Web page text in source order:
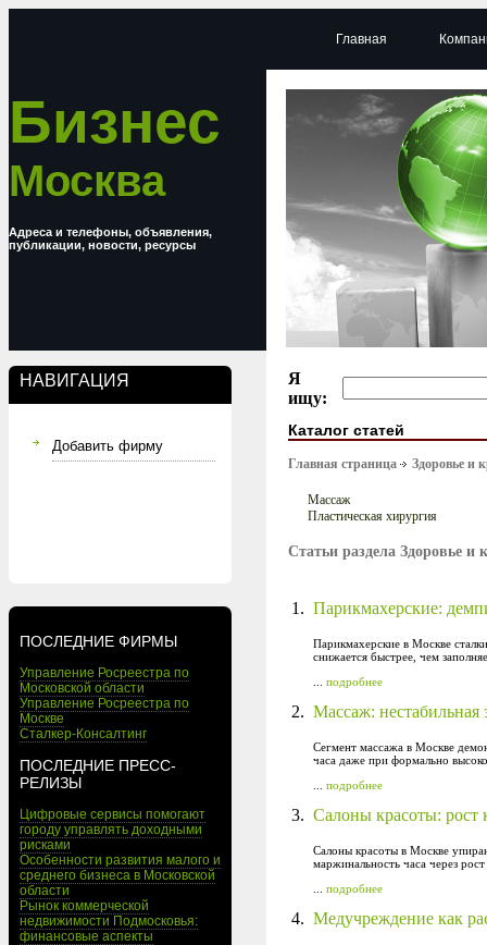
Бизнес
Москва
Адреса и телефоны, объявления,
публикации, новости, ресурсы
НАВИГАЦИЯ
Добавить фирму
ПОСЛЕДНИЕ ФИРМЫ
Управление Росреестра по
Московской области
Управление Росреестра по
Москве
Сталкер-Консалтинг
ПОСЛЕДНИЕ ПРЕСС-
РЕЛИЗЫ
Цифровые сервисы помогают
городу управлять доходными
рисками
Особенности развития малого и
среднего бизнеса в Московской
области
Рынок коммерческой
недвижимости Подмосковья:
финансовые аспекты
Главная
Я
ищу:
Каталог статей
Главная страница Здоровье и
Массаж
Пластическая хирургия
Статьи раздела Здоровье и
1. Парикмахерские:
Парикмахерские в Москве
снижается быстрее, чем
подробнее
2. Массаж: нестабильная
Сегмент массажа в Москве
часа даже при формально
подробнее
3. Салоны красоты: рост
Салоны красоты в Москве
маржинальность часа через
подробнее
4. Медучреждение как